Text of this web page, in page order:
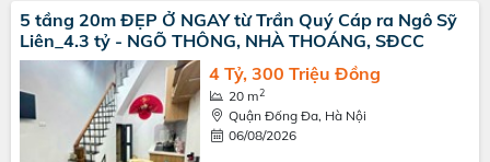
5 tầng 20m ĐẸP Ở NGAY từ Trần Quý Cáp ra Ngô Sỹ
Liên_4.3 tỷ - NGÕ THÔNG, NHÀ THOÁNG, SĐCC
4 Tỷ, 300 Triệu Đồng
20 m2
Quận Đống Đa, Hà Nội
06/08/2026